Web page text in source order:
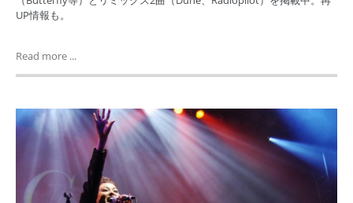
UP情報も。
Read more ...